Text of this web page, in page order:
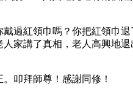
過紅領巾嗎？你把紅領巾
家講了真相，老人高興地
叩拜師尊！感謝同修！